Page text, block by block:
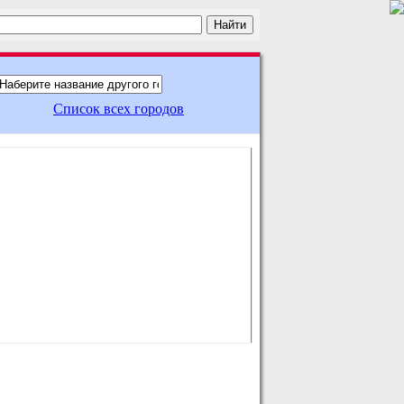
Список всех городов